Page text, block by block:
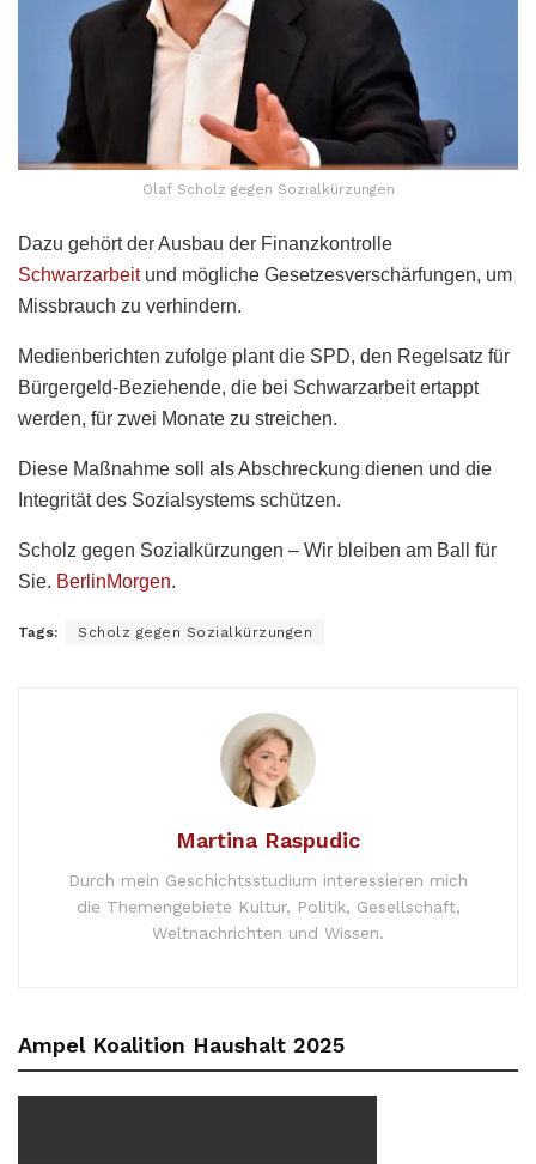
Olaf Scholz gegen Sozialkürzungen
Dazu gehört der Ausbau der Finanzkontrolle
Schwarzarbeitund mögliche Gesetzesverschärfungen, um
Missbrauch zu verhindern.
Medienberichten zufolge plant die SPD, den Regelsatz für
Bürgergeld-Beziehende, die bei Schwarzarbeit ertappt
werden, für zwei Monate zu streichen.
Diese Maßnahme soll als Abschreckung dienen und die
Integrität des Sozialsystems schützen.
Scholz gegen Sozialkürzungen – Wir bleiben am Ball für
Sie. BerlinMorgen.
Tags: Scholz gegen Sozialkürzungen
Martina Raspudic
Durch mein Geschichtsstudium interessieren mich
die Themengebiete Kultur, Politik, Gesellschaft,
Weltnachrichten und Wissen.
Ampel Koalition Haushalt 2025